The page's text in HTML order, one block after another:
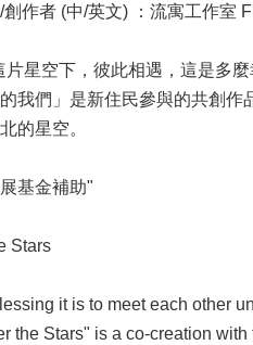
創作者 (中/英文) ：流寓工作室
片星空下，彼此相遇，這是多麼
的我們」是新住民參與的共創
的星空。
基金補助"
Stars
it is to meet each other
the Stars" is a co-creation